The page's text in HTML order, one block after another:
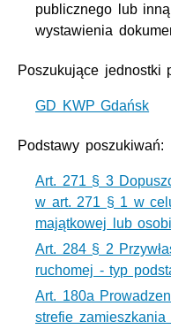
publicznego lub
wystawienia
Poszukujące jednostki
GD KWP Gdańsk
Podstawy poszukiwań:
Art. 271 § 3
w art. 271 § 1 w
majątkowej lub
Art. 284 § 2
ruchomej - typ
Art. 180a
strefie